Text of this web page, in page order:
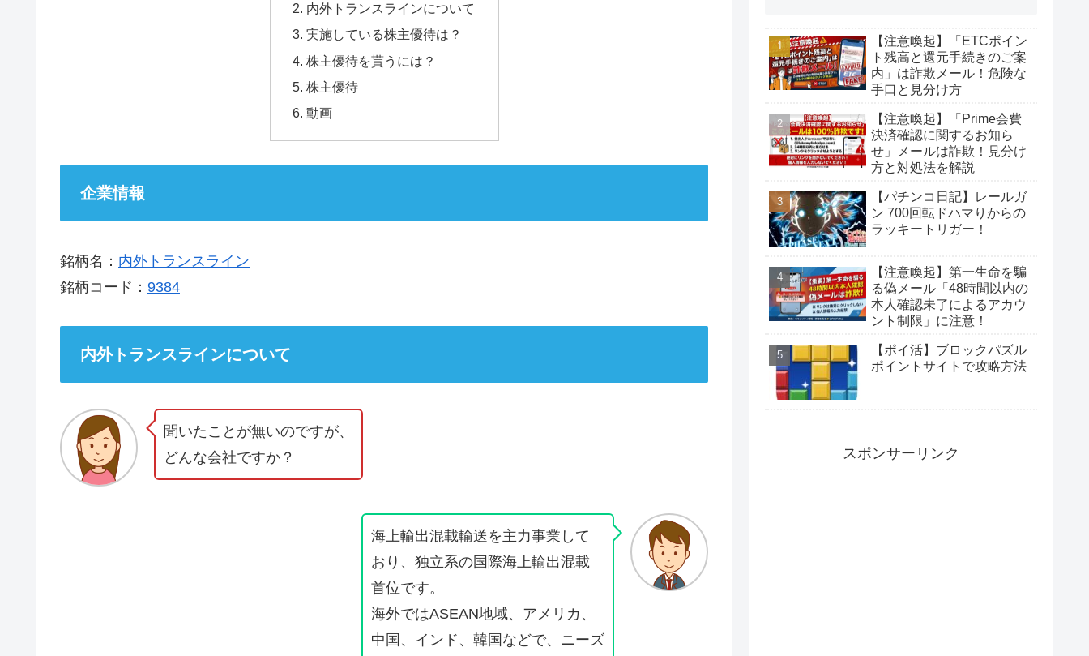
内外トランスラインについて
実施している株主優待は？
株主優待を貰うには？
株主優待
動画
企業情報
銘柄名： 内外トランスライン
銘柄コード： 9384
内外トランスラインについて
聞いたことが無いのですが、
どんな会社ですか？
海上輸出混載輸送を主力事業して
おり、独立系の国際海上輸出混載
首位です。
海外ではASEAN地域、アメリカ、
中国、インド、韓国などで、ニーズ
【注意喚起】「ETCポイン
ト残高と還元手続きのご案
内」は詐欺メール！危険な
手口と見分け方
【注意喚起】「Prime会費
決済確認に関するお知ら
せ」メールは詐欺！見分け
方と対処法を解説
【パチンコ日記】レールガ
ン 700回転ドハマりからの
ラッキートリガー！
【注意喚起】第一生命を騙
る偽メール「48時間以内の
本人確認未了によるアカウ
ント制限」に注意！
【ポイ活】ブロックパズル
ポイントサイトで攻略方法
スポンサーリンク